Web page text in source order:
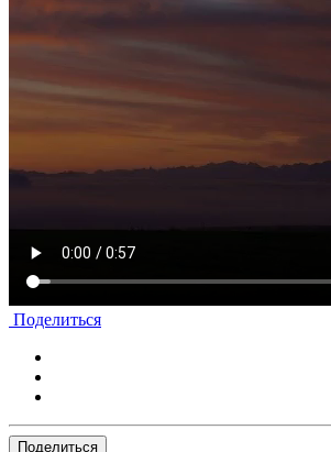
Поделиться
Поделиться